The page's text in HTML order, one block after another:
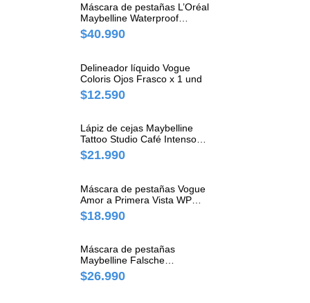
Máscara de pestañas L’Oréal
Maybelline Waterproof
Frasco x 1 und
$40.990
Delineador líquido Vogue
Coloris Ojos Frasco x 1 und
$12.590
Lápiz de cejas Maybelline
Tattoo Studio Café Intenso
Lápiz x 1 und
$21.990
Máscara de pestañas Vogue
Amor a Primera Vista WP
Tubo x 1 und
$18.990
Máscara de pestañas
Maybelline Falsche
Waterproof Frasco x 1 und
$26.990